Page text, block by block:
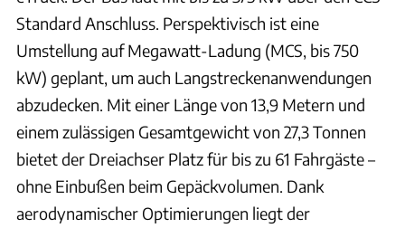
Standard Anschluss. Perspektivisch ist eine
Umstellung auf Megawatt-Ladung (MCS, bis 750
kW) geplant, um auch Langstreckenanwendungen
abzudecken. Mit einer Länge von 13,9 Metern und
einem zulässigen Gesamtgewicht von 27,3 Tonnen
bietet der Dreiachser Platz für bis zu 61 Fahrgäste –
ohne Einbußen beim Gepäckvolumen. Dank
aerodynamischer Optimierungen liegt der